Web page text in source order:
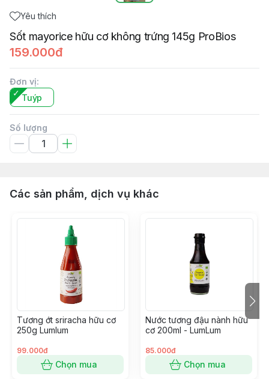
Yêu thích
Sốt mayorice hữu cơ không trứng 145g ProBios
159.000đ
Đơn vị:
Tuýp
Số lượng
Các sản phẩm, dịch vụ khác
Tương ớt sriracha hữu cơ
250g Lumlum
99.000đ
Chọn mua
Nước tương đậu nành hữu
cơ 200ml - LumLum
85.000đ
Chọn mua